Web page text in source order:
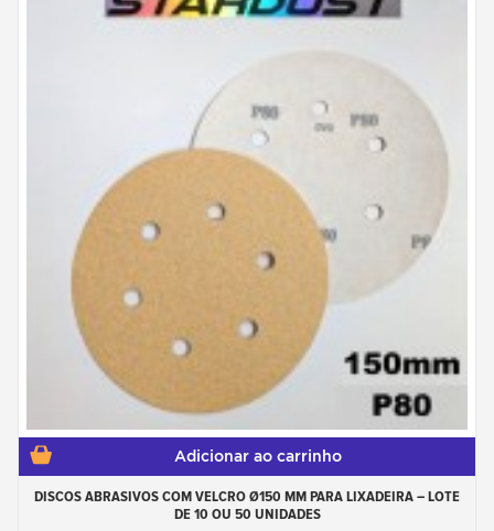
Adicionar ao carrinho
DISCOS ABRASIVOS COM VELCRO Ø150 MM PARA LIXADEIRA – LOTE
DE 10 OU 50 UNIDADES